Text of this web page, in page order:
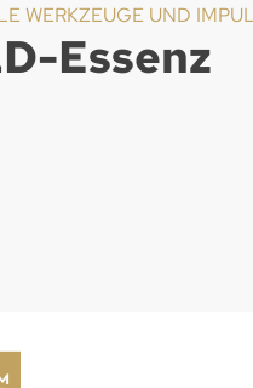
WERKZEUGE UND
Essenz